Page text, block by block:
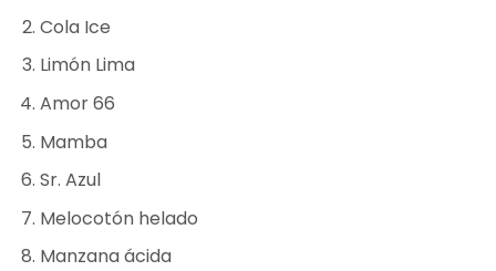
Cola Ice
Limón Lima
Amor 66
Mamba
Sr. Azul
Melocotón helado
Manzana ácida